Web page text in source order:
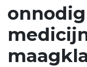
onnodig